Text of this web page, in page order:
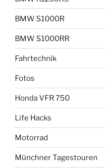
BMW S1000R
BMW S1000RR
Fahrtechnik
Fotos
Honda VFR 750
Life Hacks
Motorrad
Münchner Tagestouren